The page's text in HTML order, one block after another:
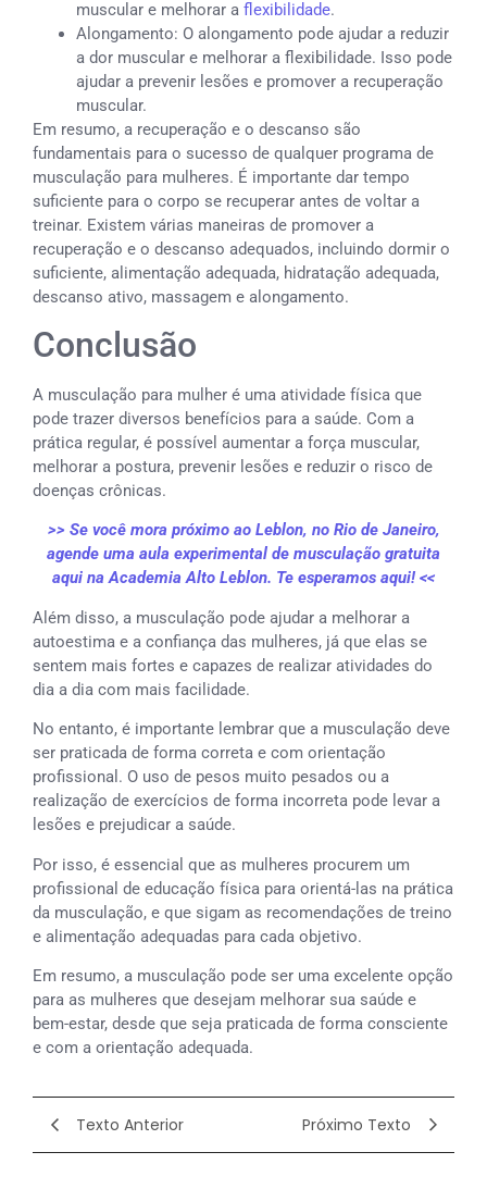
muscular e melhorar a flexibilidade.
Alongamento: O alongamento pode ajudar a reduzir
a dor muscular e melhorar a flexibilidade. Isso pode
ajudar a prevenir lesões e promover a recuperação
muscular.
Em resumo, a recuperação e o descanso são
fundamentais para o sucesso de qualquer programa de
musculação para mulheres. É importante dar tempo
suficiente para o corpo se recuperar antes de voltar a
treinar. Existem várias maneiras de promover a
recuperação e o descanso adequados, incluindo dormir o
suficiente, alimentação adequada, hidratação adequada,
descanso ativo, massagem e alongamento.
Conclusão
A musculação para mulher é uma atividade física que
pode trazer diversos benefícios para a saúde. Com a
prática regular, é possível aumentar a força muscular,
melhorar a postura, prevenir lesões e reduzir o risco de
doenças crônicas.
>> Se você mora próximo ao Leblon, no Rio de Janeiro,
agende uma aula experimental de musculação gratuita
aqui na Academia Alto Leblon. Te esperamos aqui! <<
Além disso, a musculação pode ajudar a melhorar a
autoestima e a confiança das mulheres, já que elas se
sentem mais fortes e capazes de realizar atividades do
dia a dia com mais facilidade.
No entanto, é importante lembrar que a musculação deve
ser praticada de forma correta e com orientação
profissional. O uso de pesos muito pesados ou a
realização de exercícios de forma incorreta pode levar a
lesões e prejudicar a saúde.
Por isso, é essencial que as mulheres procurem um
profissional de educação física para orientá-las na prática
da musculação, e que sigam as recomendações de treino
e alimentação adequadas para cada objetivo.
Em resumo, a musculação pode ser uma excelente opção
para as mulheres que desejam melhorar sua saúde e
bem-estar, desde que seja praticada de forma consciente
e com a orientação adequada.
Texto Anterior Próximo Texto